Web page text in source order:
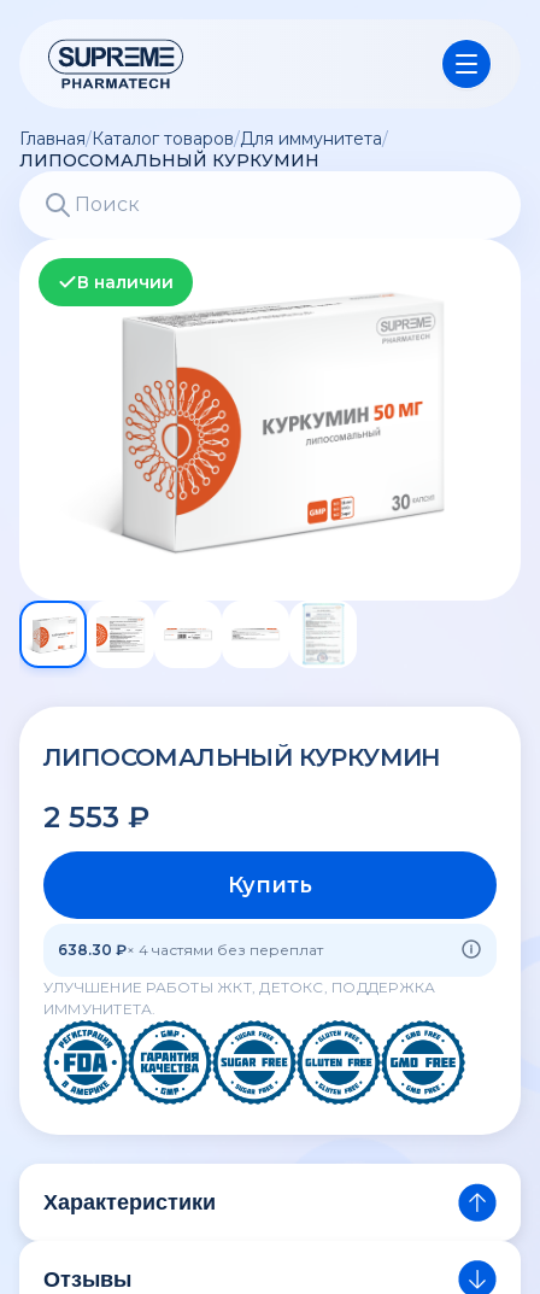
Главная/Каталог товаров/Для иммунитета/
ЛИПОСОМАЛЬНЫЙ КУРКУМИН
В наличии
ЛИПОСОМАЛЬНЫЙ КУРКУМИН
2 553 ₽
Купить
638.30 ₽× 4 частями без переплат
УЛУЧШЕНИЕ РАБОТЫ ЖКТ, ДЕТОКС, ПОДДЕРЖКА
ИММУНИТЕТА.
Характеристики
Отзывы